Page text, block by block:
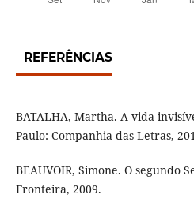
REFERÊNCIAS
BATALHA, Martha. A vida
Paulo: Companhia das Letras,
BEAUVOIR, Simone. O segundo
Fronteira, 2009.